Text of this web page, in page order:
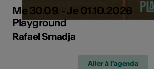
Me 30.09. - Je 01.10.2026
Playground
Rafael Smadja
Aller à l'agenda